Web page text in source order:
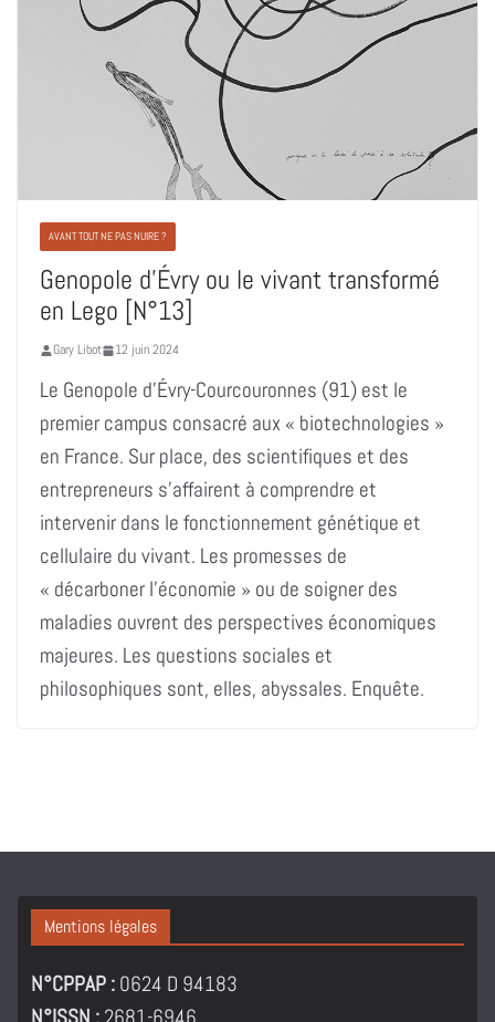
AVANT TOUT NE PAS NUIRE ?
Genopole d’Évry ou le vivant transformé
en Lego [N°13]
Gary Libot 12 juin 2024
Le Genopole d’Évry-Courcouronnes (91) est le
premier campus consacré aux « biotechnologies »
en France. Sur place, des scientifiques et des
entrepreneurs s’affairent à comprendre et
intervenir dans le fonctionnement génétique et
cellulaire du vivant. Les promesses de
« décarboner l’économie » ou de soigner des
maladies ouvrent des perspectives économiques
majeures. Les questions sociales et
philosophiques sont, elles, abyssales. Enquête.
Mentions légales
N°CPPAP : 0624 D 94183